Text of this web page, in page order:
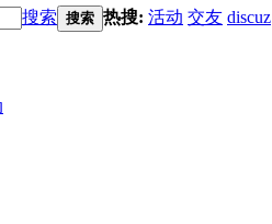
搜索 搜索 热搜: 活动 交友 discuz